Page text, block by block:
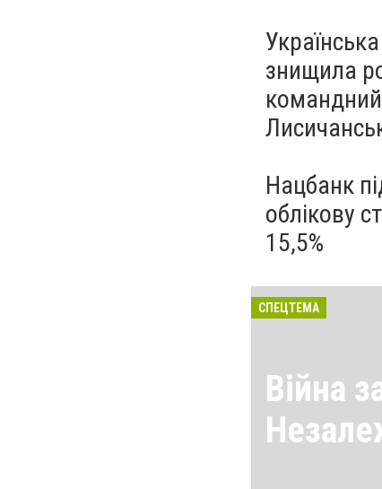
Українська
знищила
Нацбанк
облікову
15,5%
СПЕЦТЕМА
Війна